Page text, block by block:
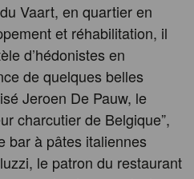
Vaart, en quartier en
et réhabilitation, il
d’hédonistes en
de quelques belles
Jeroen De Pauw, le
charcutier de Belgique”,
bar à pâtes italiennes
le patron du restaurant